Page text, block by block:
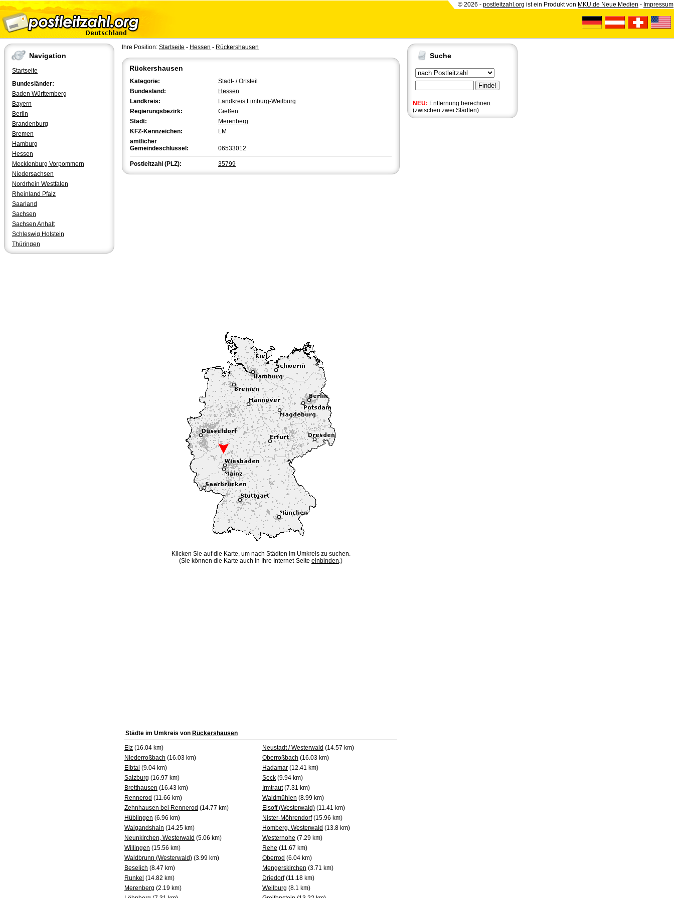
© 2026 - postleitzahl.org ist ein Produkt von MKU.de Neue Medien - Impressum
Navigation
Startseite
Bundesländer:
Baden Württemberg
Bayern
Berlin
Brandenburg
Bremen
Hamburg
Hessen
Mecklenburg Vorpommern
Niedersachsen
Nordrhein Westfalen
Rheinland Pfalz
Saarland
Sachsen
Sachsen Anhalt
Schleswig Holstein
Thüringen
Suche
NEU: Entfernung berechnen
(zwischen zwei Städten)
Ihre Position: Startseite - Hessen - Rückershausen
Rückershausen
Kategorie:
Stadt- / Ortsteil
Bundesland:
Hessen
Landkreis:
Landkreis Limburg-Weilburg
Regierungsbezirk:
Gießen
Stadt:
Merenberg
KFZ-Kennzeichen:
LM
amtlicher
Gemeindeschlüssel:
06533012
Postleitzahl (PLZ): 35799
Klicken Sie auf die Karte, um nach Städten im Umkreis zu suchen.
(Sie können die Karte auch in Ihre Internet-Seite einbinden.)
Städte im Umkreis von Rückershausen
Elz (16.04 km) Neustadt / Westerwald (14.57 km)
Niederroßbach (16.03 km) Oberroßbach (16.03 km)
Elbtal (9.04 km) Hadamar (12.41 km)
Salzburg (16.97 km) Seck (9.94 km)
Bretthausen (16.43 km) Irmtraut(7.31 km)
Rennerod (11.66 km) Waldmühlen (8.99 km)
Zehnhausen bei Rennerod (14.77 km) Elsoff (Westerwald) (11.41 km)
Hüblingen (6.96 km) Nister-Möhrendorf(15.96 km)
Waigandshain (14.25 km) Homberg, Westerwald (13.8 km)
Neunkirchen, Westerwald (5.06 km) Westernohe (7.29 km)
Willingen (15.56 km) Rehe (11.67 km)
Waldbrunn (Westerwald) (3.99 km) Oberrod (6.04 km)
Beselich (8.47 km) Mengerskirchen (3.71 km)
Runkel (14.82 km) Driedorf(11.18 km)
Merenberg (2.19 km) Weilburg (8.1 km)